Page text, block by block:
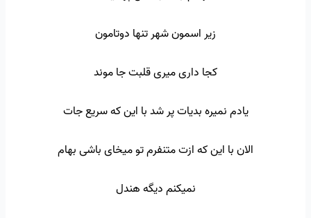
زیر اسمون شهر تنها دوتامون
کجا داری میری قلبت جا موند
یادم نمیره بدیات پر شد با این که سریع جات
الان با این که ازت متنفرم تو میخای باشی بهام
نمیکنم دیگه هندل